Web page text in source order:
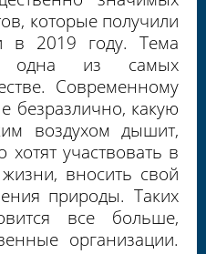
которые получили
в 2019 году. Тема
одна из самых
Современному
безразлично, какую
воздухом дышит,
участвовать в
вносить свой
природы. Таких
все больше,
организации.